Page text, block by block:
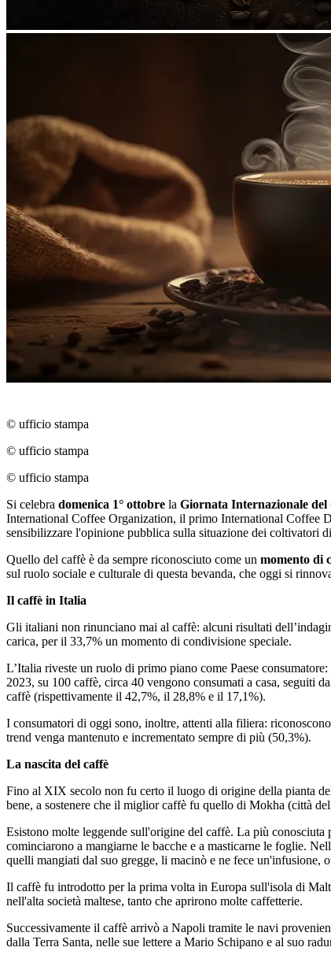
© ufficio stampa
© ufficio stampa
© ufficio stampa
Si celebra domenica 1° ottobre la Giornata Internazionale del
International Coffee Organization, il primo International Coffee
sensibilizzare l'opinione pubblica sulla situazione dei coltivatori
Quello del caffè è da sempre riconosciuto come un momento di
sul ruolo sociale e culturale di questa bevanda, che oggi si
Il caffè in Italia
Gli italiani non rinunciano mai al caffè: alcuni risultati
carica, per il 33,7% un momento di condivisione speciale.
L’Italia riveste un ruolo di primo piano come Paese
2023, su 100 caffè, circa 40 vengono consumati a casa, seguiti
caffè (rispettivamente il 42,7%, il 28,8% e il 17,1%).
I consumatori di oggi sono, inoltre, attenti alla filiera:
trend venga mantenuto e incrementato sempre di più (50,3%).
La nascita del caffè
Fino al XIX secolo non fu certo il luogo di origine della pianta
bene, a sostenere che il miglior caffè fu quello di Mokha (città
Esistono molte leggende sull'origine del caffè. La più conosciuta
cominciarono a mangiarne le bacche e a masticarne le foglie.
quelli mangiati dal suo gregge, li macinò e ne fece un'infusione,
Il caffè fu introdotto per la prima volta in Europa sull'isola di
nell'alta società maltese, tanto che aprirono molte caffetterie.
Successivamente il caffè arrivò a Napoli tramite le navi
dalla Terra Santa, nelle sue lettere a Mario Schipano e al suo